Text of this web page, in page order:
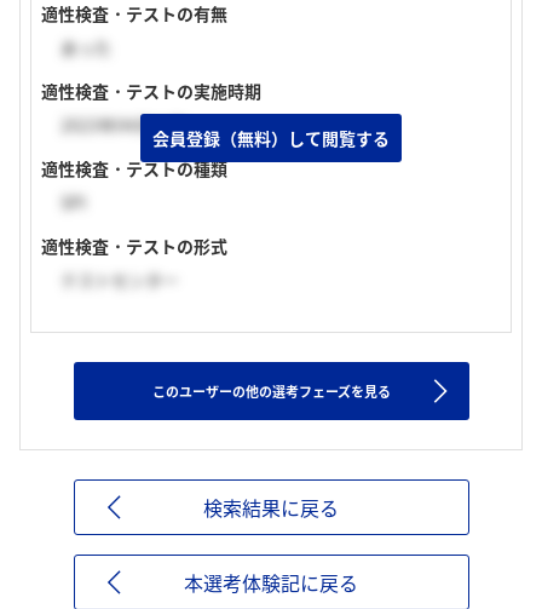
適性検査・テストの有無
あった
適性検査・テストの実施時期
2023年04月上旬
適性検査・テストの種類
SPI
適性検査・テストの形式
テストセンター
会員登録（無料）して閲覧する
このユーザーの他の選考フェーズを見る
検索結果に戻る
本選考体験記に戻る